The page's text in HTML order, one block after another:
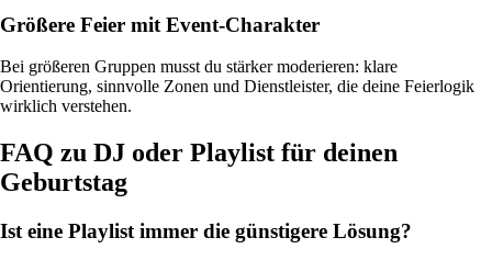
Größere Feier mit Event-Charakter
Bei größeren Gruppen musst du stärker moderieren: klare
Orientierung, sinnvolle Zonen und Dienstleister, die deine Feierlogik
wirklich verstehen.
FAQ zu DJ oder Playlist für deinen
Geburtstag
Ist eine Playlist immer die günstigere Lösung?